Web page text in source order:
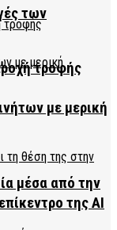
τροφής
μέσα από την
των
με μερική
της AI